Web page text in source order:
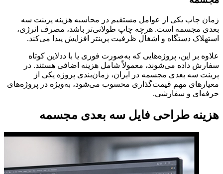
زمان چاپ یکی از عوامل مستقیم در محاسبه هزینه پرینت سه
بعدی مجسمه است. هرچه چاپ طولانی‌تر باشد، مصرف انرژی،
استهلاک دستگاه و اشغال ظرفیت پرینتر افزایش پیدا می‌کند.
علاوه بر این، پروژه‌هایی که به‌صورت فوری یا با ددلاین کوتاه
سفارش داده می‌شوند، معمولاً شامل هزینه اضافی هستند. در
پرینت سه بعدی مجسمه در ایران، زمان‌بندی پروژه یکی از
معیارهای مهم قیمت‌گذاری محسوب می‌شود، به‌ویژه در پروژه‌های
حرفه‌ای و سفارشی.
هزینه طراحی فایل سه بعدی مجسمه